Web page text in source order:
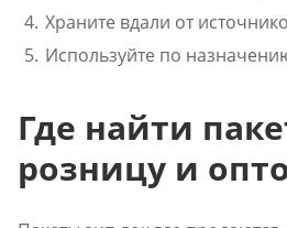
Храните вдали от
Используйте по
Где найти
розницу и